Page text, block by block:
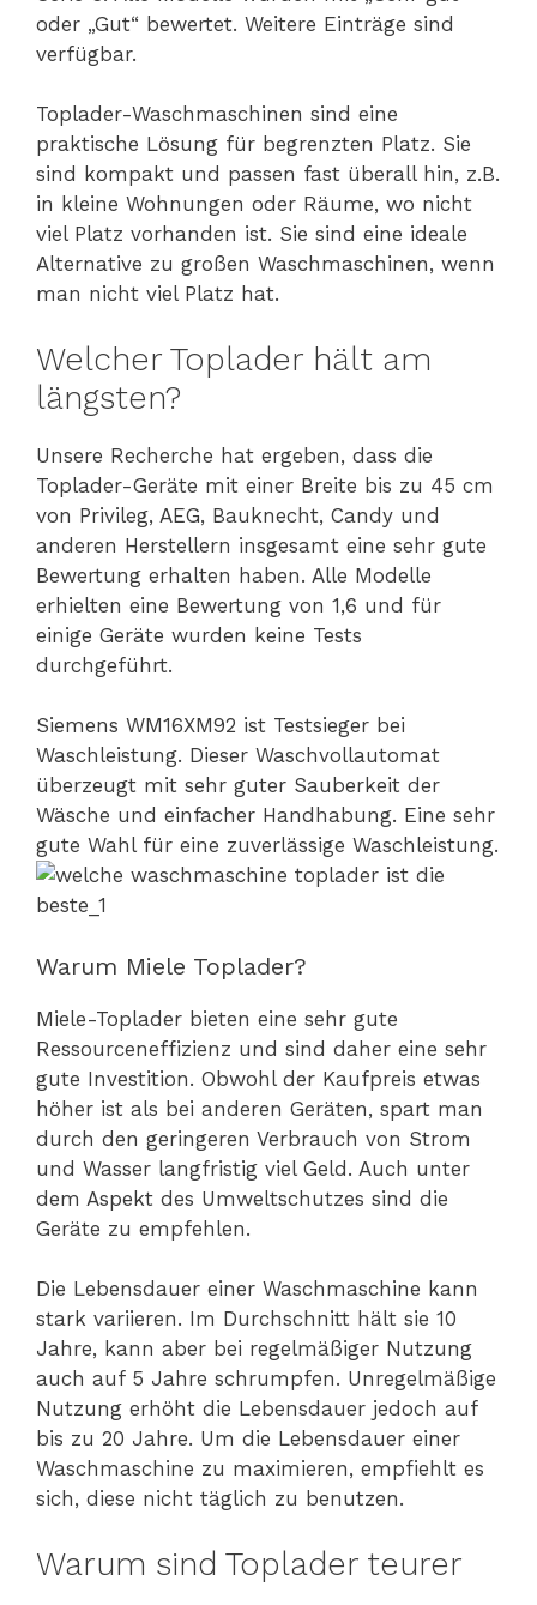
oder „Gut“ bewertet. Weitere Einträge sind
verfügbar.
Toplader-Waschmaschinen sind eine
praktische Lösung für begrenzten Platz. Sie
sind kompakt und passen fast überall hin, z.B.
in kleine Wohnungen oder Räume, wo nicht
viel Platz vorhanden ist. Sie sind eine ideale
Alternative zu großen Waschmaschinen, wenn
man nicht viel Platz hat.
Welcher Toplader hält am
längsten?
Unsere Recherche hat ergeben, dass die
Toplader-Geräte mit einer Breite bis zu 45 cm
von Privileg, AEG, Bauknecht, Candy und
anderen Herstellern insgesamt eine sehr gute
Bewertung erhalten haben. Alle Modelle
erhielten eine Bewertung von 1,6 und für
einige Geräte wurden keine Tests
durchgeführt.
Siemens WM16XM92 ist Testsieger bei
Waschleistung. Dieser Waschvollautomat
überzeugt mit sehr guter Sauberkeit der
Wäsche und einfacher Handhabung. Eine sehr
gute Wahl für eine zuverlässige Waschleistung.
Warum Miele Toplader?
Miele-Toplader bieten eine sehr gute
Ressourceneffizienz und sind daher eine sehr
gute Investition. Obwohl der Kaufpreis etwas
höher ist als bei anderen Geräten, spart man
durch den geringeren Verbrauch von Strom
und Wasser langfristig viel Geld. Auch unter
dem Aspekt des Umweltschutzes sind die
Geräte zu empfehlen.
Die Lebensdauer einer Waschmaschine kann
stark variieren. Im Durchschnitt hält sie 10
Jahre, kann aber bei regelmäßiger Nutzung
auch auf 5 Jahre schrumpfen. Unregelmäßige
Nutzung erhöht die Lebensdauer jedoch auf
bis zu 20 Jahre. Um die Lebensdauer einer
Waschmaschine zu maximieren, empfiehlt es
sich, diese nicht täglich zu benutzen.
Warum sind Toplader teurer